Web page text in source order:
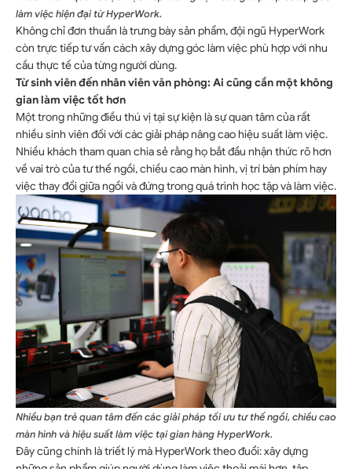
làm việc hiện đại từ HyperWork.
Không chỉ đơn thuần là trưng bày sản phẩm, đội ngũ HyperWork
còn trực tiếp tư vấn cách xây dựng góc làm việc phù hợp với nhu
cầu thực tế của từng người dùng.
Từ sinh viên đến nhân viên văn phòng: Ai cũng cần một không
gian làm việc tốt hơn
Một trong những điều thú vị tại sự kiện là sự quan tâm của rất
nhiều sinh viên đối với các giải pháp nâng cao hiệu suất làm việc.
Nhiều khách tham quan chia sẻ rằng họ bắt đầu nhận thức rõ hơn
về vai trò của tư thế ngồi, chiều cao màn hình, vị trí bàn phím hay
việc thay đổi giữa ngồi và đứng trong quá trình học tập và làm việc.
Nhiều bạn trẻ quan tâm đến các giải pháp tối ưu tư thế ngồi, chiều cao
màn hình và hiệu suất làm việc tại gian hàng HyperWork.
Đây cũng chính là triết lý mà HyperWork theo đuổi: xây dựng